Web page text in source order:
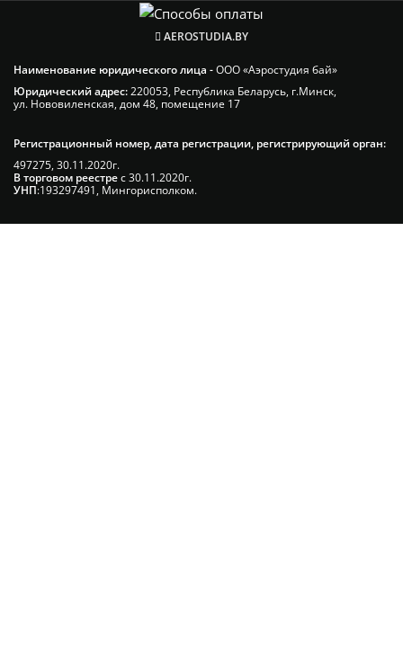
AEROSTUDIA.BY
Наименование юридического лица -ООО «Аэростудия бай»
Юридический адрес:220053, Республика Беларусь, г.Минск,
ул. Нововиленская, дом 48, помещение 17
Регистрационный номер, дата регистрации, регистрирующий орган:
497275, 30.11.2020г.
В торговом реестрес 30.11.2020г.
УНП:193297491, Мингорисполком.